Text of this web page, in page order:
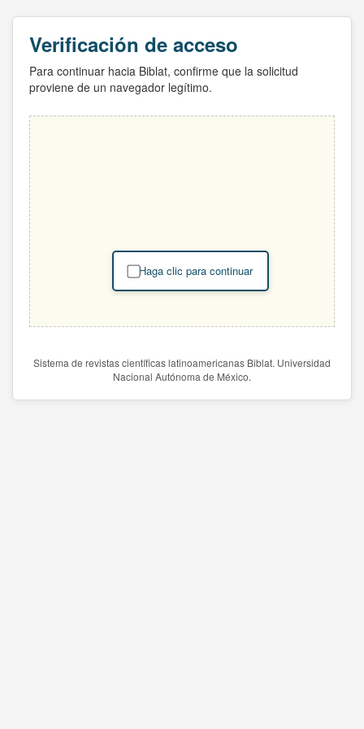
Verificación de acceso
Para continuar hacia Biblat, confirme que la solicitud
proviene de un navegador legítimo.
Haga clic para continuar
Sistema de revistas científicas latinoamericanas Biblat. Universidad
Nacional Autónoma de México.